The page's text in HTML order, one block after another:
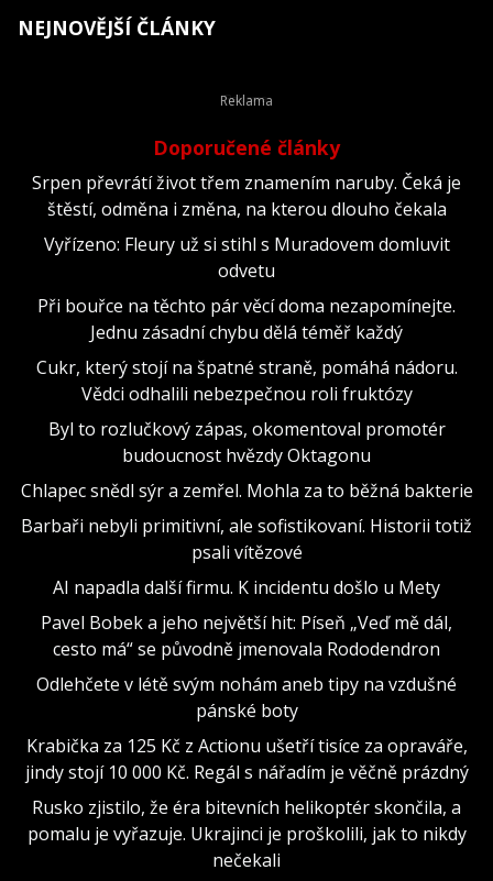
NEJNOVĚJŠÍ ČLÁNKY
Doporučené články
Srpen převrátí život třem znamením naruby. Čeká je
štěstí, odměna i změna, na kterou dlouho čekala
Vyřízeno: Fleury už si stihl s Muradovem domluvit
odvetu
Při bouřce na těchto pár věcí doma nezapomínejte.
Jednu zásadní chybu dělá téměř každý
Cukr, který stojí na špatné straně, pomáhá nádoru.
Vědci odhalili nebezpečnou roli fruktózy
Byl to rozlučkový zápas, okomentoval promotér
budoucnost hvězdy Oktagonu
Chlapec snědl sýr a zemřel. Mohla za to běžná bakterie
Barbaři nebyli primitivní, ale sofistikovaní. Historii totiž
psali vítězové
AI napadla další firmu. K incidentu došlo u Mety
Pavel Bobek a jeho největší hit: Píseň „Veď mě dál,
cesto má“ se původně jmenovala Rododendron
Odlehčete v létě svým nohám aneb tipy na vzdušné
pánské boty
Krabička za 125 Kč z Actionu ušetří tisíce za opraváře,
jindy stojí 10 000 Kč. Regál s nářadím je věčně prázdný
Rusko zjistilo, že éra bitevních helikoptér skončila, a
pomalu je vyřazuje. Ukrajinci je proškolili, jak to nikdy
nečekali